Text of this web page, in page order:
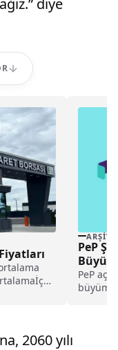
diye
ARŞIV
PeP
PeP
büyüme
2060 yılı